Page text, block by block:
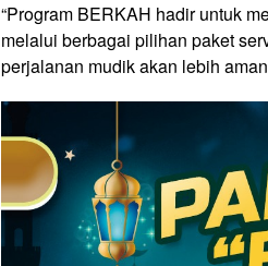
“Program BERKAH hadir untuk
melalui berbagai pilihan paket
perjalanan mudik akan lebih